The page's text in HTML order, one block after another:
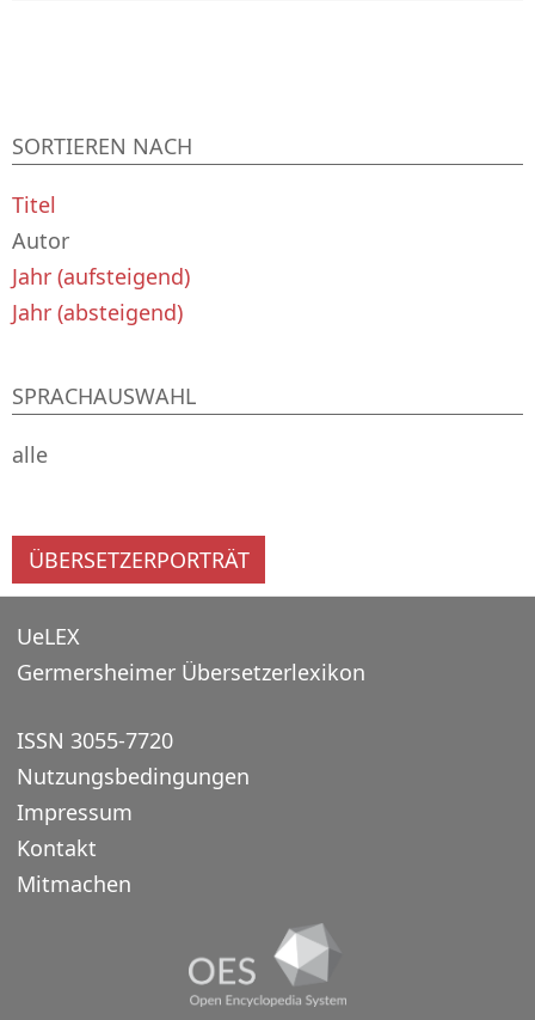
SORTIEREN NACH
Titel
Autor
Jahr (aufsteigend)
Jahr (absteigend)
SPRACHAUSWAHL
alle
ÜBERSETZERPORTRÄT
UeLEX
Germersheimer Übersetzerlexikon
ISSN 3055-7720
Nutzungsbedingungen
Impressum
Kontakt
Mitmachen